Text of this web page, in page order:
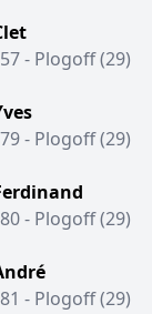
- Plogoff (29)
- Plogoff (29)
- Plogoff (29)
- Plogoff (29)